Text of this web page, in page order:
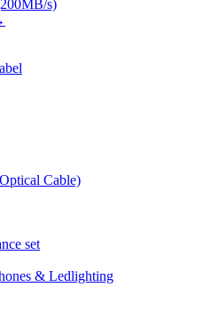
s)
Cable)
set
& Ledlighting